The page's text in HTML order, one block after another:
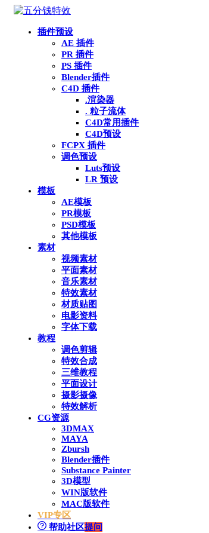
插件预设
AE 插件
PR 插件
PS 插件
Blender插件
C4D 插件
.渲染器
. 粒子流体
C4D常用插件
C4D预设
FCPX 插件
调色预设
Luts预设
LR 预设
模板
AE模板
PR模板
PSD模板
其他模板
素材
视频素材
平面素材
音乐素材
特效素材
材质贴图
电影资料
字体下载
教程
调色剪辑
特效合成
三维教程
平面设计
摄影摄像
特效解析
CG资源
3DMAX
MAYA
Zbursh
Blender插件
Substance Painter
3D模型
WIN版软件
MAC版软件
VIP专区
帮助社区提问